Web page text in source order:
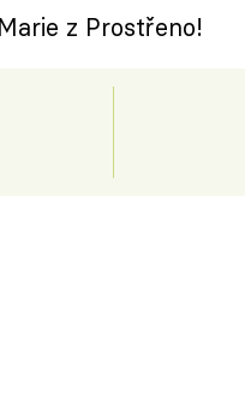
z Prostřeno!